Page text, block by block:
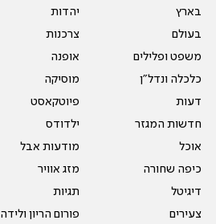
בארץ
בעולם
משפט ופלילים
כלכלה ונדל"ן
דעות
חדשות המגזר
אוכל
כיפה שחורה
דיגיטל
צעירים
יהדות
צרכנות
אופנה
מוסיקה
פיוטקאסט
ילדודס
מודעות אבל
מזג אוויר
תגיות
פורום הריון ולידה